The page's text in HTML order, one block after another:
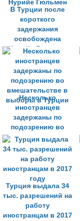
В Турции после
короткого
задержания
освобождена
Нурийе Гюльмен
Несколько
иностранцев
задержаны по
подозрению во
вмешательстве в
выборы в Турции
Турция выдала 34
тыс. разрешений на
работу
иностранцам в 2017